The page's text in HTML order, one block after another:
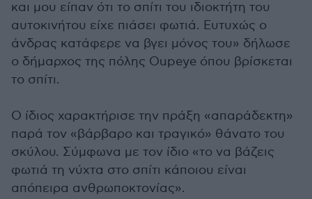
και μου είπαν ότι το σπίτι του ιδιοκτήτη του
αυτοκινήτου είχε πιάσει φωτιά. Ευτυχώς ο
άνδρας κατάφερε να βγει μόνος του» δήλωσε
ο δήμαρχος της πόλης Oupeye όπου βρίσκεται
το σπίτι.
Ο ίδιος χαρακτήρισε την πράξη «απαράδεκτη»
παρά τον «βάρβαρο και τραγικό» θάνατο του
σκύλου. Σύμφωνα με τον ίδιο «το να βάζεις
φωτιά τη νύχτα στο σπίτι κάποιου είναι
απόπειρα ανθρωποκτονίας».